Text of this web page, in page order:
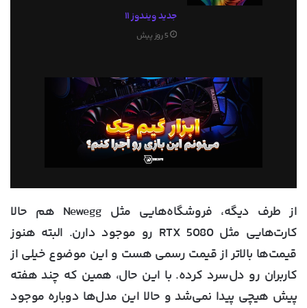
جدید ویندوز ۱۱
5 روز پیش
از طرف دیگه، فروشگاه‌هایی مثل Newegg هم حالا
کارت‌هایی مثلRTX 5080 رو موجود دارن. البته هنوز
قیمت‌ها بالاتر از قیمت رسمی هست و این موضوع خیلی از
کاربران رو دل‌سرد کرده. با این حال، همین که چند هفته
پیش هیچی پیدا نمی‌شد و حالا این مدل‌ها دوباره موجود